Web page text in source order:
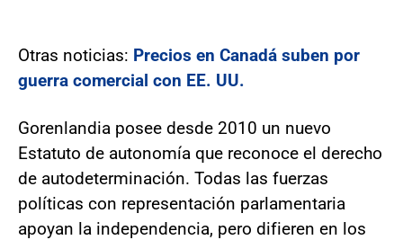
Otras noticias: Precios en Canadá suben por
guerra comercial con EE. UU.
Gorenlandia posee desde 2010 un nuevo
Estatuto de autonomía que reconoce el derecho
de autodeterminación. Todas las fuerzas
políticas con representación parlamentaria
apoyan la independencia, pero difieren en los